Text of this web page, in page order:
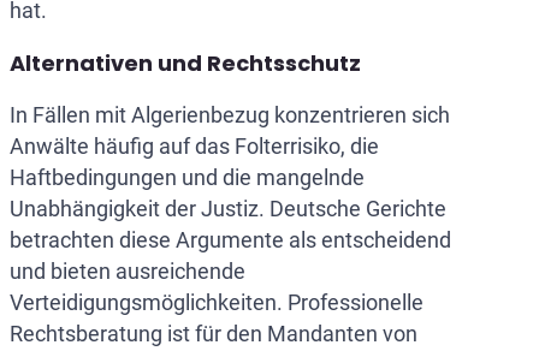
hat.
Alternativen und Rechtsschutz
In Fällen mit Algerienbezug konzentrieren sich
Anwälte häufig auf das Folterrisiko, die
Haftbedingungen und die mangelnde
Unabhängigkeit der Justiz. Deutsche Gerichte
betrachten diese Argumente als entscheidend
und bieten ausreichende
Verteidigungsmöglichkeiten. Professionelle
Rechtsberatung ist für den Mandanten von